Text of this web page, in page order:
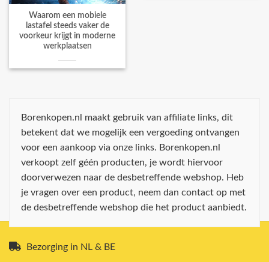
Waarom een mobiele
lastafel steeds vaker de
voorkeur krijgt in moderne
werkplaatsen
Borenkopen.nl maakt gebruik van affiliate links, dit
betekent dat we mogelijk een vergoeding ontvangen
voor een aankoop via onze links. Borenkopen.nl
verkoopt zelf géén producten, je wordt hiervoor
doorverwezen naar de desbetreffende webshop. Heb
je vragen over een product, neem dan contact op met
de desbetreffende webshop die het product aanbiedt.
Bezorging in NL & BE